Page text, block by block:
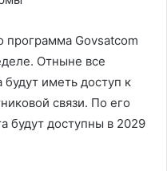
Govsatcom
Отныне все
иметь доступ к
связи. По его
будут доступны в 2029